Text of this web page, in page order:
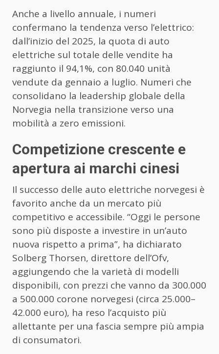
Anche a livello annuale, i numeri
confermano la tendenza verso l’elettrico:
dall’inizio del 2025, la quota di auto
elettriche sul totale delle vendite ha
raggiunto il 94,1%, con 80.040 unità
vendute da gennaio a luglio. Numeri che
consolidano la leadership globale della
Norvegia nella transizione verso una
mobilità a zero emissioni.
Competizione crescente e
apertura ai marchi cinesi
Il successo delle auto elettriche norvegesi è
favorito anche da un mercato più
competitivo e accessibile. “Oggi le persone
sono più disposte a investire in un’auto
nuova rispetto a prima”, ha dichiarato
Solberg Thorsen, direttore dell’Ofv,
aggiungendo che la varietà di modelli
disponibili, con prezzi che vanno da 300.000
a 500.000 corone norvegesi (circa 25.000–
42.000 euro), ha reso l’acquisto più
allettante per una fascia sempre più ampia
di consumatori.